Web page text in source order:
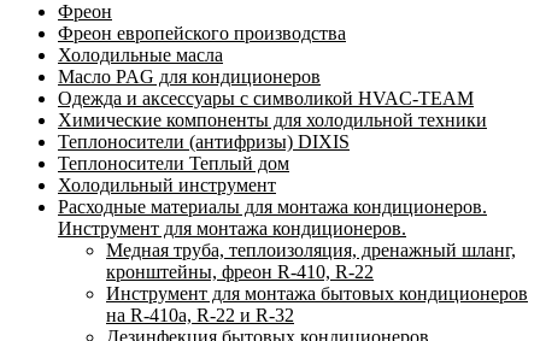
Фреон
Фреон европейского производства
Холодильные масла
Масло PAG для кондиционеров
Одежда и аксессуары с символикой HVAC-TEAM
Химические компоненты для холодильной техники
Теплоносители (антифризы) DIXIS
Теплоносители Теплый дом
Холодильный инструмент
Расходные материалы для монтажа кондиционеров.
Инструмент для монтажа кондиционеров.
Медная труба, теплоизоляция, дренажный шланг,
кронштейны, фреон R-410, R-22
Инструмент для монтажа бытовых кондиционеров
на R-410а, R-22 и R-32